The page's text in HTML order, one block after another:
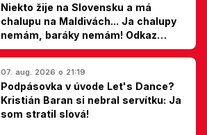
Niekto žije na Slovensku a má
chalupu na Maldivách... Ja chalupy
nemám, baráky nemám! Odkaz
Slovákom
07. aug. 2026 o 21:19
Podpásovka v úvode Let's Dance?
Kristián Baran si nebral servítku: Ja
som stratil slová!